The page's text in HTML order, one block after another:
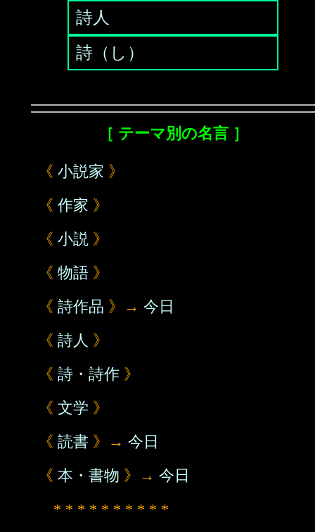
詩人
詩（し）
［ テーマ別の名言 ］
《 小説家 》
《 作家 》
《 小説 》
《 物語 》
《 詩作品 》→ 今日
《 詩人 》
《 詩・詩作 》
《 文学 》
《 読書 》→ 今日
《 本・書物 》→ 今日
* * * * * * * * * *